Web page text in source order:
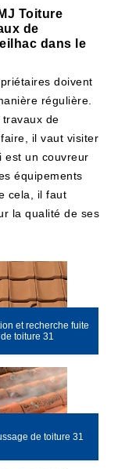
Toiture
de
dans le
doivent
régulière.
de
il vaut visiter
est un couvreur
équipements
cela, il faut
la qualité de ses
et recherche fuite
de toiture 31
de toiture 31